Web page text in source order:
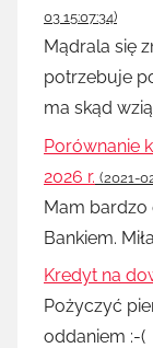
03 15:07:34)
Mądrala się
potrzebuje
ma skąd
Porównanie
2026 r. (2021-
Mam bardzo
Bankiem.
Kredyt na
Pożyczyć
oddaniem :-(